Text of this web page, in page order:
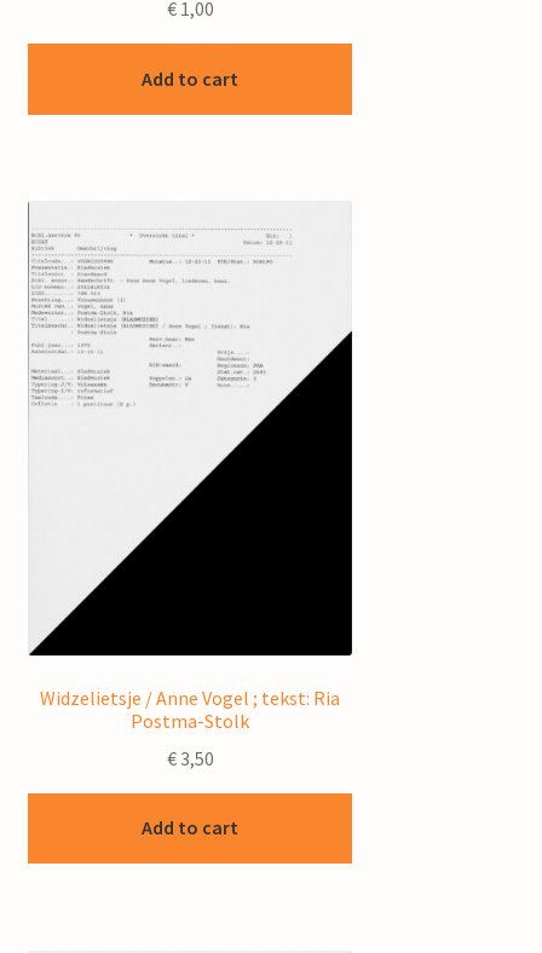
€1,00
Add to cart
Widzelietsje / Anne Vogel ; tekst: Ria
Postma-Stolk
€3,50
Add to cart